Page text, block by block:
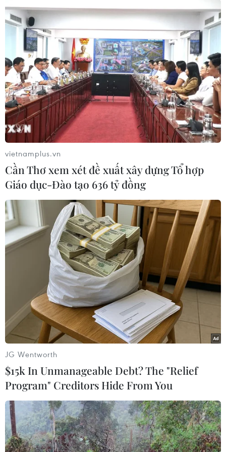
hiệp ước chia sẻ dữ liệu sẽ cung cấp các biện
pháp bảo vệ pháp lý mới cho Meta để tiếp tục
chuyển dữ liệu người dùng giữa Mỹ và châu Âu.
Một thỏa thuận sơ bộ đã được công bố năm
ngoái./.
(TTXVN/Vietnam+)
#Ủy ban Bảo vệ Dữ liệu Ireland
#Meta
#Dữ liệu người dùng
#Cơ quan gián điệp
Theo dõi VietnamPlus
TIN LIÊN QUAN
vietnamplus.vn
Cần Thơ xem xét đề xuất xây dựng Tổ hợp
Giáo dục-Đào tạo 636 tỷ đồng
JG Wentworth
$15k In Unmanageable Debt? The "Relief
Program" Creditors Hide From You